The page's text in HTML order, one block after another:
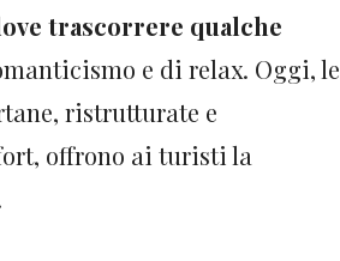
trascorrere qualche
e di relax. Oggi, le
ristrutturate e
offrono ai turisti la